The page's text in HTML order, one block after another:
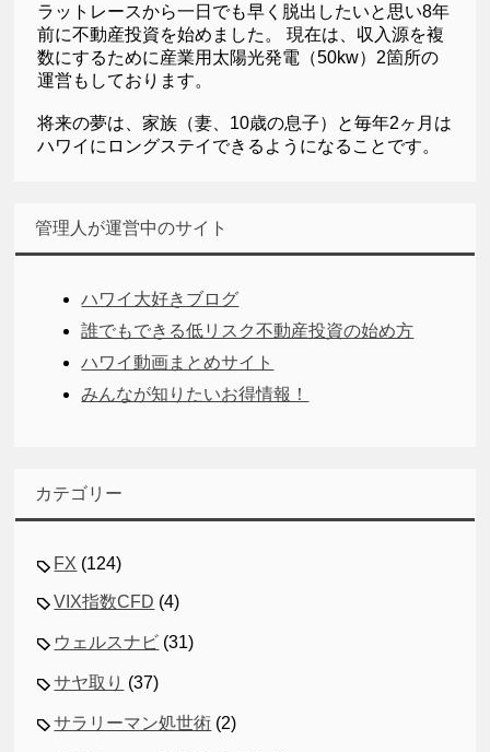
ラットレースから一日でも早く脱出したいと思い8年
前に不動産投資を始めました。 現在は、収入源を複
数にするために産業用太陽光発電（50kw）2箇所の
運営もしております。
将来の夢は、家族（妻、10歳の息子）と毎年2ヶ月は
ハワイにロングステイできるようになることです。
管理人が運営中のサイト
ハワイ大好きブログ
誰でもできる低リスク不動産投資の始め方
ハワイ動画まとめサイト
みんなが知りたいお得情報！
カテゴリー
FX (124)
VIX指数CFD (4)
ウェルスナビ (31)
サヤ取り (37)
サラリーマン処世術 (2)